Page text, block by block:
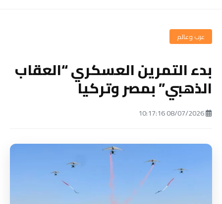
عرب وعالم
بدء التمرين العسكري “العقاب
الذهبي” بمصر وتركيا